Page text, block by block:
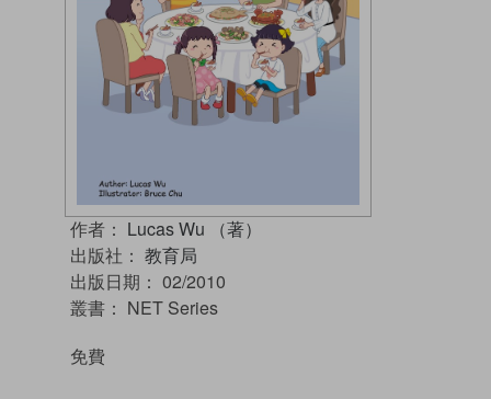
作者： Lucas Wu （著）
出版社： 教育局
出版日期： 02/2010
叢書： NET Series
免費